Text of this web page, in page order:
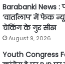
Barabanki News :
‘वार्तालाप’ में
चेकिंग के गुर सीख
August 9, 2026
Youth Congress